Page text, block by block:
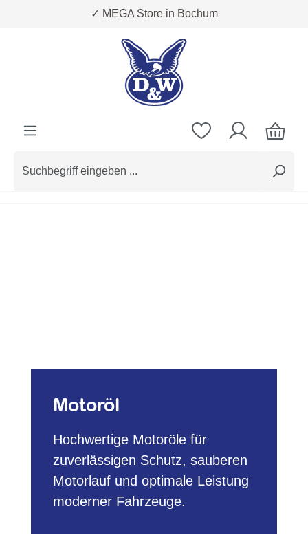
Zum Hauptinhalt springen✓ MEGA Store in Bochum
Motoröl
Hochwertige Motoröle für
zuverlässigen Schutz, sauberen
Motorlauf und optimale Leistung
moderner Fahrzeuge.